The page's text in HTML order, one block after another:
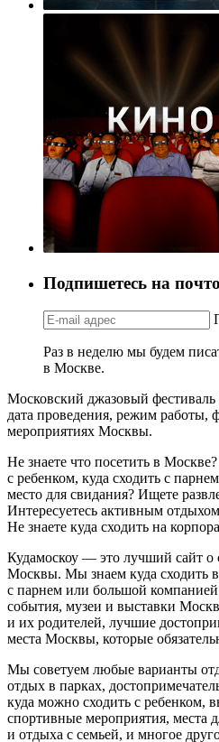
Подпишетесь на
Раз в неделю мы будем
в Москве.
Московский джазовый
дата проведения, режим работы,
мероприятиях Москвы.
Не знаете что посетить в
с ребенком, куда сходить с
место для свидания? Ищете
Интересуетесь активным
Не знаете куда сходить на
Кудамоскоу — это лучший сайт
Москвы. Мы знаем куда сходить
с парнем или большой
события, музеи и выставки
и их родителей, лучшие
места Москвы, которые
Мы советуем любые варианты
отдых в парках,
куда можно сходить с ребенком,
спортивные мероприятия, места
и отдыха с семьей, и многое